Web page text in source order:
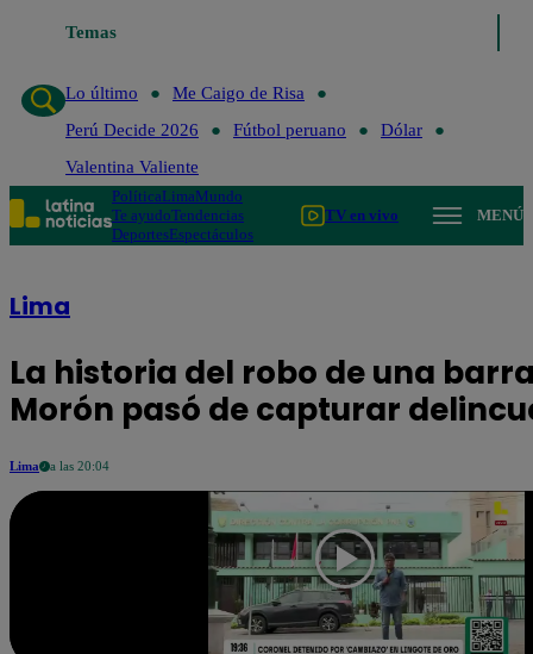
Temas
Lo último
Me Caigo de Risa
Perú Decide 2026
Fútbol peruano
Dólar
Valentina Valiente
PolíticaLimaMundo
Te ayudoTendencias
DeportesEspectáculos
TV en vivo MENÚ
Lima
La historia del robo de una
Morón pasó de capturar
Lima a las 20:04